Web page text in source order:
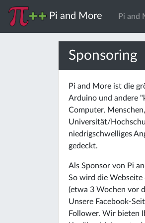
Pi and More Pi and
Sponsoring
Pi and More ist die
Arduino und andere
Computer,
Universität/
niedrigschwelliges
gedeckt.
Als Sponsor von Pi
So wird die
(etwa 3 Wochen vor
Unsere Facebook-
Follower. Wir bieten